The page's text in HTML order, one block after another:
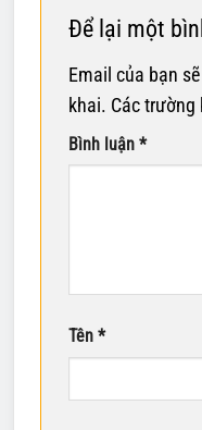
Để lại một
Email của bạn
khai. Các
Bình luận *
Tên *